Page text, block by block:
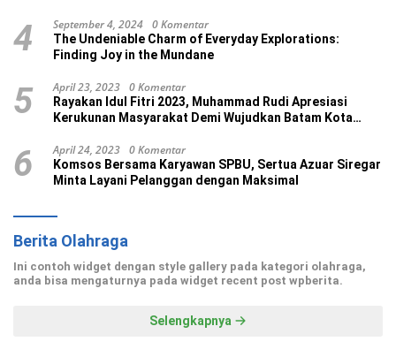
4 September 4, 2024 0 Komentar
The Undeniable Charm of Everyday Explorations:
Finding Joy in the Mundane
5 April 23, 2023 0 Komentar
Rayakan Idul Fitri 2023, Muhammad Rudi Apresiasi
Kerukunan Masyarakat Demi Wujudkan Batam Kota
6 April 24, 2023 0 Komentar
Komsos Bersama Karyawan SPBU, Sertua Azuar Siregar
Minta Layani Pelanggan dengan Maksimal
Berita Olahraga
Ini contoh widget dengan style gallery pada kategori olahraga,
anda bisa mengaturnya pada widget recent post wpberita.
Selengkapnya